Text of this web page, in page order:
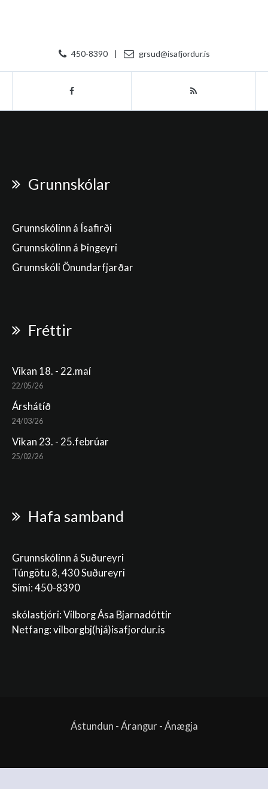
450-8390 | grsud@isafjordur.is
Grunnskólar
Grunnskólinn á Ísafirði
Grunnskólinn á Þingeyri
Grunnskóli Önundarfjarðar
Fréttir
Vikan 18. - 22.maí
22/05/26
Árshátíð
24/03/26
Vikan 23. - 25.febrúar
25/02/26
Hafa samband
Grunnskólinn á Suðureyri
Túngötu 8, 430 Suðureyri
Sími: 450-8390
skólastjóri: Vilborg Ása Bjarnadóttir
Netfang: vilborgbj(hjá)isafjordur.is
Ástundun - Árangur - Ánægja